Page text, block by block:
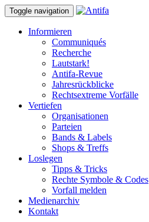
Toggle navigation
Informieren
Communiqués
Recherche
Lautstark!
Antifa-Revue
Jahresrückblicke
Rechtsextreme Vorfälle
Vertiefen
Organisationen
Parteien
Bands & Labels
Shops & Treffs
Loslegen
Tipps & Tricks
Rechte Symbole & Codes
Vorfall melden
Medienarchiv
Kontakt